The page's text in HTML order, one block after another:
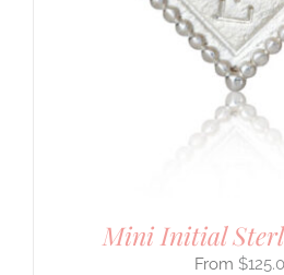
Mini Initial
$